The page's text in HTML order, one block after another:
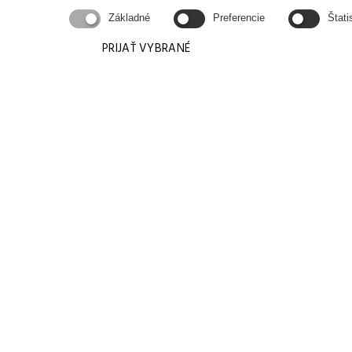
Základné Preferencie
PRIJAŤ VYBRANÉ